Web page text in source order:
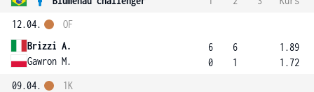
12.04.
Brizzi A.
Gawron M.
OF
6
0
6
1
1.89
1.72
09.04.
1K